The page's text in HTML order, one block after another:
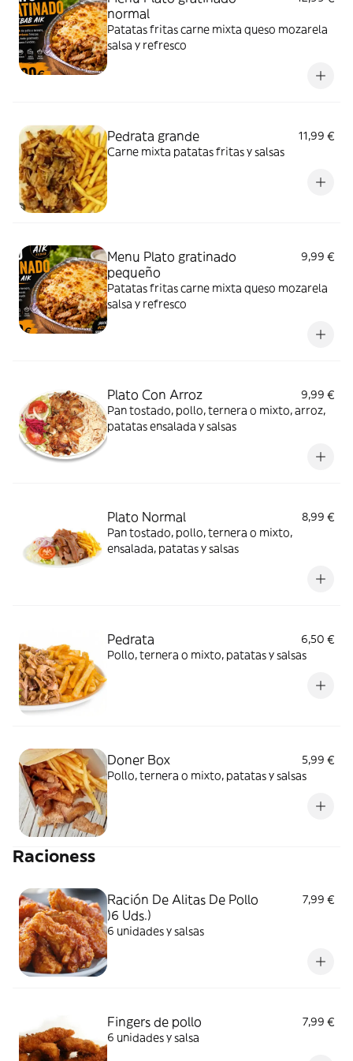
normal
Patatas fritas carne mixta queso mozarela
salsa y refresco
Pedrata grande
11,99 €
Carne mixta patatas fritas y salsas
Menu Plato gratinado
pequeño
9,99 €
Patatas fritas carne mixta queso mozarela
salsa y refresco
Plato Con Arroz
9,99 €
Pan tostado, pollo, ternera o mixto, arroz,
patatas ensalada y salsas
Plato Normal
8,99 €
Pan tostado, pollo, ternera o mixto,
ensalada, patatas y salsas
Pedrata
6,50 €
Pollo, ternera o mixto, patatas y salsas
Doner Box
5,99 €
Pollo, ternera o mixto, patatas y salsas
Racioness
Ración De Alitas De Pollo
)6 Uds.)
7,99 €
6 unidades y salsas
Fingers de pollo
7,99 €
6 unidades y salsa